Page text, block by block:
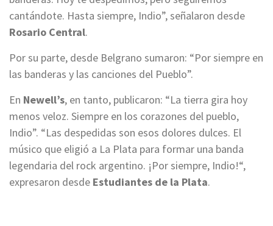
cantándote. Hasta siempre, Indio”, señalaron desde
Rosario Central.
Por su parte, desde Belgrano sumaron: “Por siempre en
las banderas y las canciones del Pueblo”.
En Newell’s, en tanto, publicaron: “La tierra gira hoy
menos veloz. Siempre en los corazones del pueblo,
Indio”. “Las despedidas son esos dolores dulces. El
músico que eligió a La Plata para formar una banda
legendaria del rock argentino. ¡Por siempre, Indio!“,
expresaron desde Estudiantes de la Plata.